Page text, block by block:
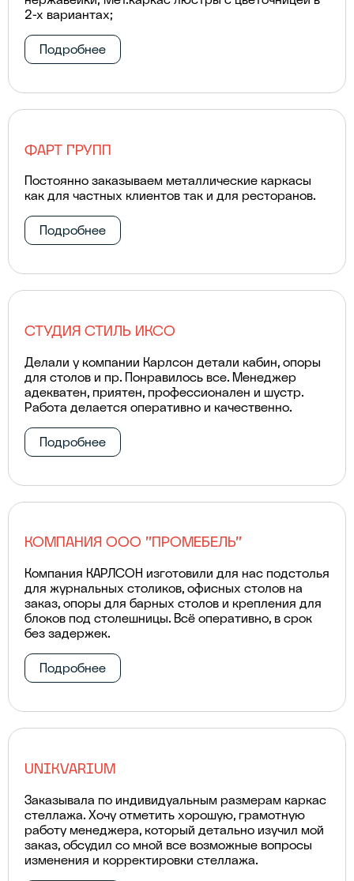
2-х вариантах;
Подробнее
ФАРТ ГРУПП
Постоянно заказываем металлические каркасы
как для частных клиентов так и для ресторанов.
Подробнее
СТУДИЯ СТИЛЬ ИКСО
Делали у компании Карлсон детали кабин, опоры
для столов и пр. Понравилось все. Менеджер
адекватен, приятен, профессионален и шустр.
Работа делается оперативно и качественно.
Подробнее
КОМПАНИЯ ООО "ПРОМЕБЕЛЬ"
Компания КАРЛСОН изготовили для нас подстолья
для журнальных столиков, офисных столов на
заказ, опоры для барных столов и крепления для
блоков под столешницы. Всё оперативно, в срок
без задержек.
Подробнее
UNIKVARIUM
Заказывала по индивидуальным размерам каркас
стеллажа. Хочу отметить хорошую, грамотную
работу менеджера, который детально изучил мой
заказ, обсудил со мной все возможные вопросы
изменения и корректировки стеллажа.